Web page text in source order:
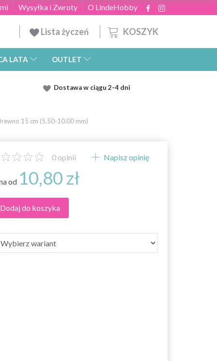
O LindeHobby
Wysyłka i Zwroty
KOSZYK
Lista życzeń
LATA OUTLET
Dostawaw ciągu 2-4 dni
15 cm (5.50-10.00 mm)
0 opinii Napisz opinię
od 10,80 zł
Dodaj do koszyka